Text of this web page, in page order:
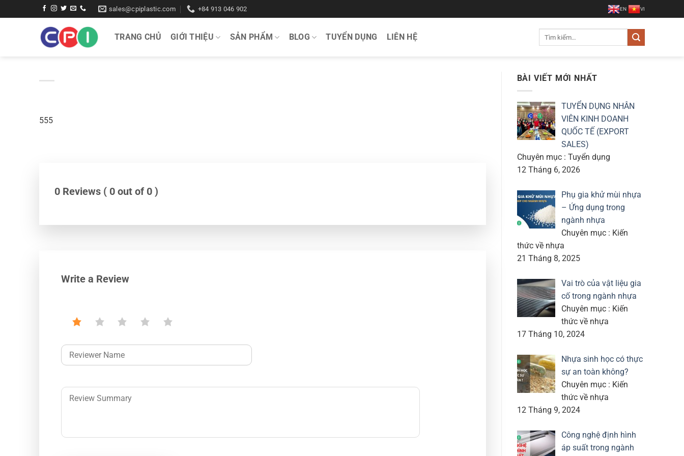
qua
sales@cpiplastic.com +84 913 046 902 EN VI
TRANG CHỦ GIỚI THIỆU SẢN PHẨM BLOG TUYỂN DỤNG LIÊN HỆ
555
0 Reviews ( 0 out of 0 )
Write a Review
BÀI VIẾT MỚI NHẤT
TUYỂN DỤNG NHÂN
VIÊN KINH DOANH
QUỐC TẾ (EXPORT
SALES)
Chuyên mục : Tuyển dụng
12 Tháng 6, 2026
Phụ gia khử mùi nhựa
– Ứng dụng trong
ngành nhựa
Chuyên mục : Kiến
thức về nhựa
21 Tháng 8, 2025
Vai trò của vật liệu gia
cố trong ngành nhựa
Chuyên mục : Kiến
thức về nhựa
17 Tháng 10, 2024
Nhựa sinh học có thực
sự an toàn không?
Chuyên mục : Kiến
thức về nhựa
12 Tháng 9, 2024
Công nghệ định hình
áp suất trong ngành